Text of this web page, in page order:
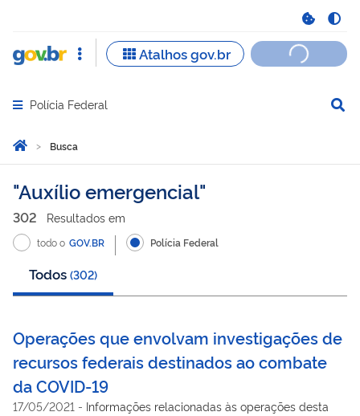
Abrir menu principal de navegação
Polícia Federal
Você está aqui:
Página Inicial
Busca
Busca
Auxílio emergencial
302 Resultados em
todo o GOV.BR Polícia Federal
Todos (302)
Operações que envolvam investigações de
recursos federais destinados ao combate
da COVID-19
17/05/2021 - Informações relacionadas às operações desta